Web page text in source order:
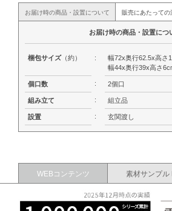
お届け時の商品・設置について 販売にあたっての
お届け時の商品・設置につ
梱包サイズ（約） :
幅72x奥行62.5x高さ
幅44x奥行39x高さ
個口数 : 2個口
組み立て : 組立品
設置 : 玄関渡し
WEBコンテンツ 素材サンプル